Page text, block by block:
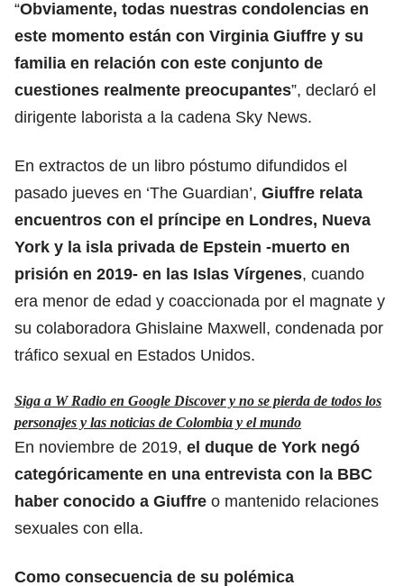
“Obviamente, todas nuestras condolencias en
este momento están con Virginia Giuffre y su
familia en relación con este conjunto de
cuestiones realmente preocupantes”, declaró el
dirigente laborista a la cadena Sky News.
En extractos de un libro póstumo difundidos el
pasado jueves en ‘The Guardian’, Giuffre relata
encuentros con el príncipe en Londres, Nueva
York y la isla privada de Epstein -muerto en
prisión en 2019- en las Islas Vírgenes, cuando
era menor de edad y coaccionada por el magnate y
su colaboradora Ghislaine Maxwell, condenada por
tráfico sexual en Estados Unidos.
Siga a W Radio en Google Discover y no se pierda de todos los
personajes y las noticias de Colombia y el mundo
En noviembre de 2019, el duque de York negó
categóricamente en una entrevista con la BBC
haber conocido a Giuffre o mantenido relaciones
sexuales con ella.
Como consecuencia de su polémica